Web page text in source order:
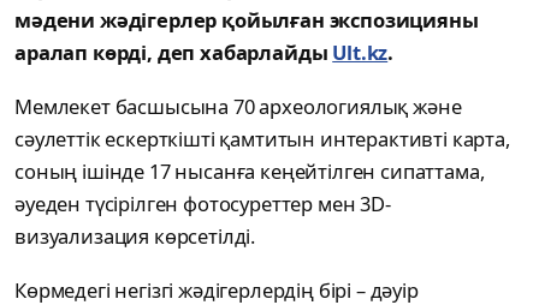
мәдени жәдігерлер қойылған экспозицияны
аралап көрді, деп хабарлайды Ult.kz.
Мемлекет басшысына 70 археологиялық және
сәулеттік ескерткішті қамтитын интерактивті карта,
соның ішінде 17 нысанға кеңейтілген сипаттама,
әуеден түсірілген фотосуреттер мен 3D-
визуализация көрсетілді.
Көрмедегі негізгі жәдігерлердің бірі – дәуір